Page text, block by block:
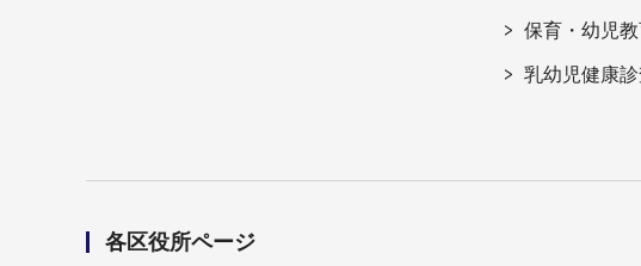
保育・幼児
乳幼児健康診
各区役所ページ